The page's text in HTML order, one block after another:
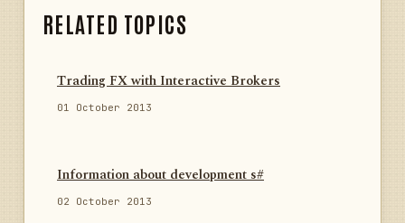
RELATED TOPICS
Trading FX with Interactive Brokers
01 October 2013
Information about development s#
02 October 2013